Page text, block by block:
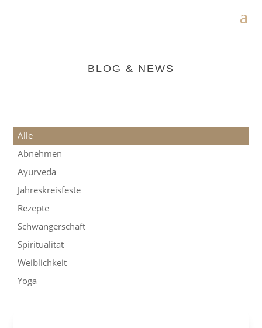
BLOG & NEWS
Alle
Abnehmen
Ayurveda
Jahreskreisfeste
Rezepte
Schwangerschaft
Spiritualität
Weiblichkeit
Yoga